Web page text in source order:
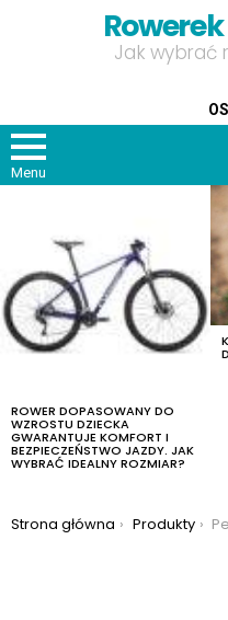
Jak wybrać
Menu
ROWER DOPASOWANY DO
WZROSTU DZIECKA
GWARANTUJE KOMFORT I
BEZPIECZEŃSTWO JAZDY. JAK
WYBRAĆ IDEALNY ROZMIAR?
Jesteś tutaj:
Strona główna Produkty